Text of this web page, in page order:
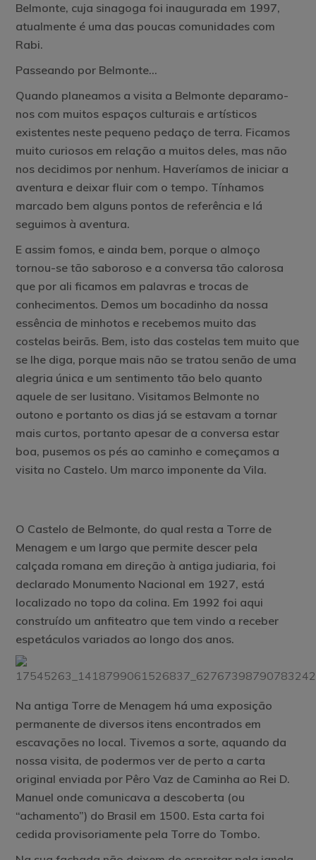
Belmonte, cuja sinagoga foi inaugurada em 1997,
atualmente é uma das poucas comunidades com
Rabi.
Passeando por Belmonte…
Quando planeamos a visita a Belmonte deparamo-
nos com muitos espaços culturais e artísticos
existentes neste pequeno pedaço de terra. Ficamos
muito curiosos em relação a muitos deles, mas não
nos decidimos por nenhum. Haveríamos de iniciar a
aventura e deixar fluir com o tempo. Tínhamos
marcado bem alguns pontos de referência e lá
seguimos à aventura.
E assim fomos, e ainda bem, porque o almoço
tornou-se tão saboroso e a conversa tão calorosa
que por ali ficamos em palavras e trocas de
conhecimentos. Demos um bocadinho da nossa
essência de minhotos e recebemos muito das
costelas beirãs. Bem, isto das costelas tem muito que
se lhe diga, porque mais não se tratou senão de uma
alegria única e um sentimento tão belo quanto
aquele de ser lusitano. Visitamos Belmonte no
outono e portanto os dias já se estavam a tornar
mais curtos, portanto apesar de a conversa estar
boa, pusemos os pés ao caminho e começamos a
visita no Castelo. Um marco imponente da Vila.
O Castelo de Belmonte, do qual resta a Torre de
Menagem e um largo que permite descer pela
calçada romana em direção à antiga judiaria, foi
declarado Monumento Nacional em 1927, está
localizado no topo da colina. Em 1992 foi aqui
construído um anfiteatro que tem vindo a receber
espetáculos variados ao longo dos anos.
Na antiga Torre de Menagem há uma exposição
permanente de diversos itens encontrados em
escavações no local. Tivemos a sorte, aquando da
nossa visita, de podermos ver de perto a carta
original enviada por Pêro Vaz de Caminha ao Rei D.
Manuel onde comunicava a descoberta (ou
“achamento”) do Brasil em 1500. Esta carta foi
cedida provisoriamente pela Torre do Tombo.